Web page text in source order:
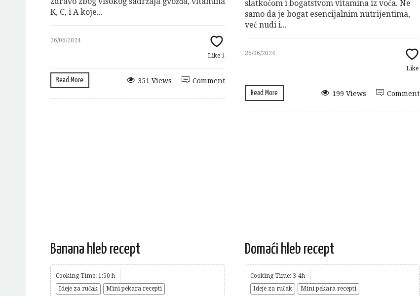
K, C, i A koje...
26/06/2024
Like 1
Read More Comment
351 Views
slatkoćom i bogatstvom vitamina iz voća. Ne
samo da je bogat esencijalnim nutrijentima,
već nudi i...
26/06/2024
Like
Read More Comment
199 Views
Banana hleb recept
Cooking Time: 1:50 h
Ideje za ručak
Mini pekara recepti
Domaći hleb recept
Cooking Time: 3-4h
Ideje za ručak
Mini pekara recepti